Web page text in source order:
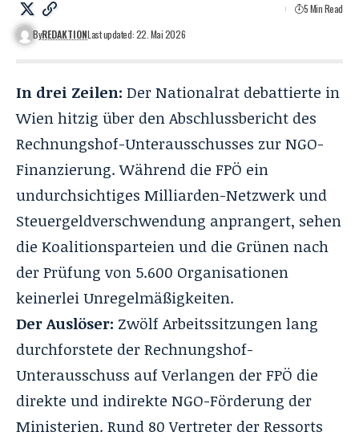
ByREDAKTIONLast updated: 22. Mai 2026
5 Min Read
In drei Zeilen: Der Nationalrat debattierte in
Wien hitzig über den Abschlussbericht des
Rechnungshof-Unterausschusses zur NGO-
Finanzierung. Während die FPÖ ein
undurchsichtiges Milliarden-Netzwerk und
Steuergeldverschwendung anprangert, sehen
die Koalitionsparteien und die Grünen nach
der Prüfung von 5.600 Organisationen
keinerlei Unregelmäßigkeiten.
Der Auslöser: Zwölf Arbeitssitzungen lang
durchforstete der Rechnungshof-
Unterausschuss auf Verlangen der FPÖ die
direkte und indirekte NGO-Förderung der
Ministerien. Rund 80 Vertreter der Ressorts